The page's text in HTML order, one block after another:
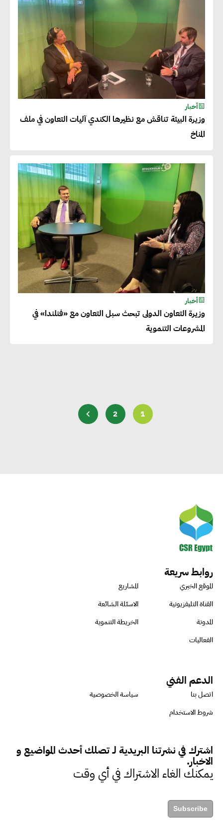
أخبار
وزيرة البيئة تناقش مع نظيرها الكندي آليات التعاون في ملف
المناخ
أخبار
وزيرة التعاون الدولى تبحث سبل التعاون مع «فنلندا» في
المشروعات التنموية
1
2
روابط سريعة
الموقع الخبري
المشاريع
القناة التليفزيونية
الاسئلة الشائعة
المدونة
الخريطة التنموية
الفعاليات
الدعم الفني
اتصل بنا
سياسة الخصوصية
شروط الاستخدام
اشترك في نشرتنا البريدية لـ تصلك أحدث المواضيع و
الاخبار.
يمكنك الغاء الاشتراك في أي وقت
Subscribe